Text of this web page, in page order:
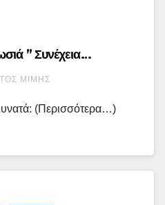
” Συνέχεια…
ΜΊΜΗΣ
(περισσότερα…)